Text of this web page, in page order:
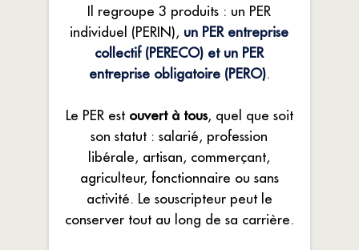
Il regroupe 3 produits : un PER
individuel (PERIN), un PER entreprise
collectif (PERECO) et un PER
entreprise obligatoire (PERO).
Le PER est ouvert à tous, quel que soit
son statut : salarié, profession
libérale, artisan, commerçant,
agriculteur, fonctionnaire ou sans
activité. Le souscripteur peut le
conserver tout au long de sa carrière.